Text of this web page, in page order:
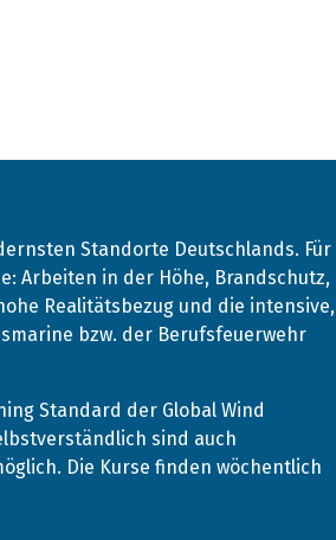
Standorte Deutschlands. Für
Arbeiten in der Höhe, Brandschutz,
Realitätsbezug und die intensive,
bzw. der Berufsfeuerwehr
Standard der Global Wind
sind auch
Die Kurse finden wöchentlich